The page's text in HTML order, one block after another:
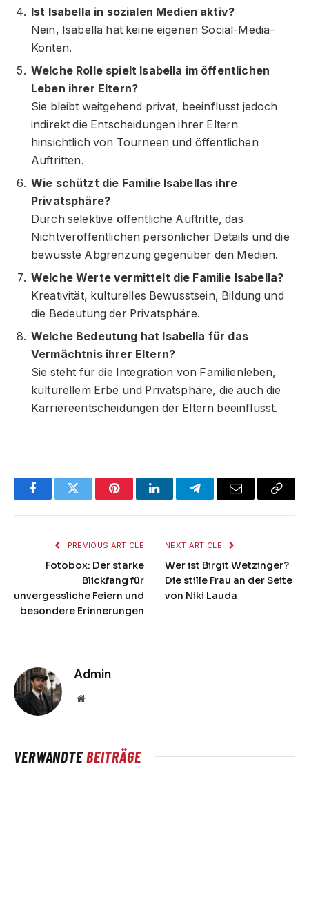
Ist Isabella in sozialen Medien aktiv?
Nein, Isabella hat keine eigenen Social-Media-
Konten.
Welche Rolle spielt Isabella im öffentlichen
Leben ihrer Eltern?
Sie bleibt weitgehend privat, beeinflusst jedoch
indirekt die Entscheidungen ihrer Eltern
hinsichtlich von Tourneen und öffentlichen
Auftritten.
Wie schützt die Familie Isabellas ihre
Privatsphäre?
Durch selektive öffentliche Auftritte, das
Nichtveröffentlichen persönlicher Details und die
bewusste Abgrenzung gegenüber den Medien.
Welche Werte vermittelt die Familie Isabella?
Kreativität, kulturelles Bewusstsein, Bildung und
die Bedeutung der Privatsphäre.
Welche Bedeutung hat Isabella für das
Vermächtnis ihrer Eltern?
Sie steht für die Integration von Familienleben,
kulturellem Erbe und Privatsphäre, die auch die
Karriereentscheidungen der Eltern beeinflusst.
FacebookTwitter PinterestLinkedInTelegramEmail
Copy
PREVIOUS ARTICLE
Fotobox: Der starke
Blickfang für
unvergessliche Feiern und
besondere Erinnerungen
NEXT ARTICLE
Wer ist Birgit Wetzinger?
Die stille Frau an der Seite
von Niki Lauda
Admin
Website
VERWANDTEBEITRÄGE